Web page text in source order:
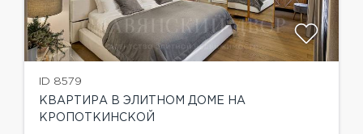
ID 8579
КВАРТИРА В ЭЛИТНОМ ДОМЕ НА
КРОПОТКИНСКОЙ